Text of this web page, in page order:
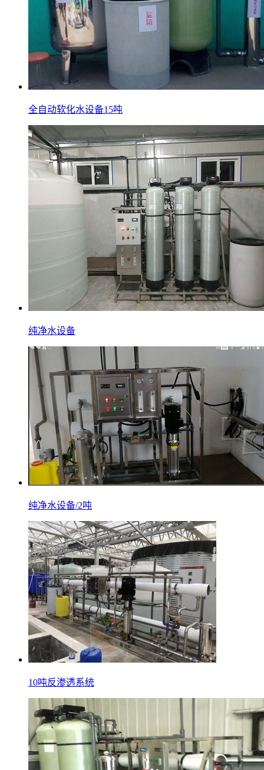
全自动软化水设备15吨
纯净水设备
纯净水设备/2吨
10吨反渗透系统